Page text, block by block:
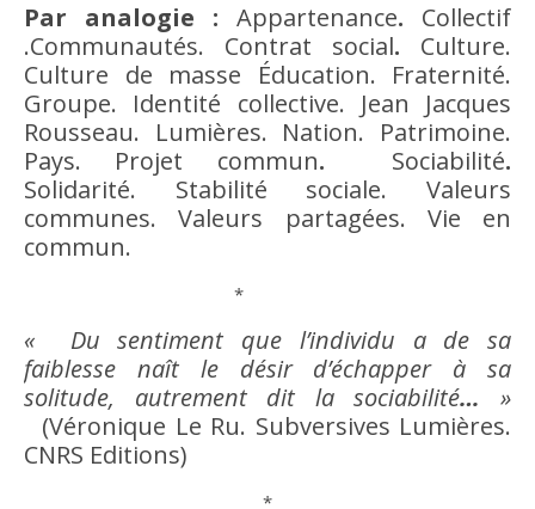
Par analogie : Appartenance. Collectif
.Communautés. Contrat social. Culture.
Culture de masse Éducation. Fraternité.
Groupe. Identité collective. Jean Jacques
Rousseau. Lumières. Nation. Patrimoine.
Pays. Projet commun. Sociabilité.
Solidarité. Stabilité sociale. Valeurs
communes. Valeurs partagées. Vie en
commun.
*
« Du sentiment que l’individu a de sa
faiblesse naît le désird’échapper à sa
solitude, autrement dit la sociabilité… »
(Véronique Le Ru. Subversives Lumières.
CNRS Editions)
*